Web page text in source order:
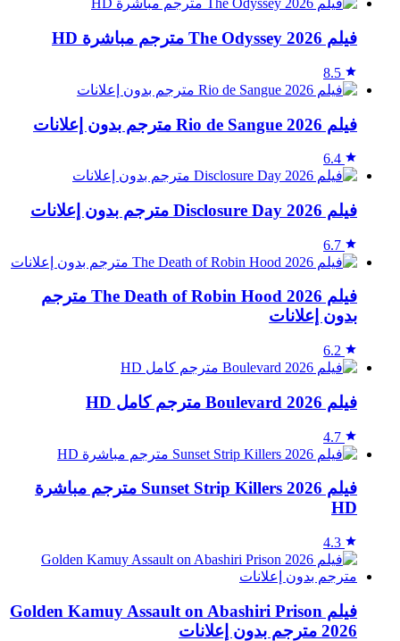
فيلم The Odyssey 2026 مترجم مباشرة HD
8.5
فيلم Rio de Sangue 2026 مترجم بدون إعلانات
6.4
فيلم Disclosure Day 2026 مترجم بدون إعلانات
6.7
فيلم The Death of Robin Hood 2026 مترجم
بدون إعلانات
6.2
فيلم Boulevard 2026 مترجم كامل HD
4.7
فيلم Sunset Strip Killers 2026 مترجم مباشرة
HD
4.3
فيلم Golden Kamuy Assault on Abashiri Prison
2026 مترجم بدون إعلانات